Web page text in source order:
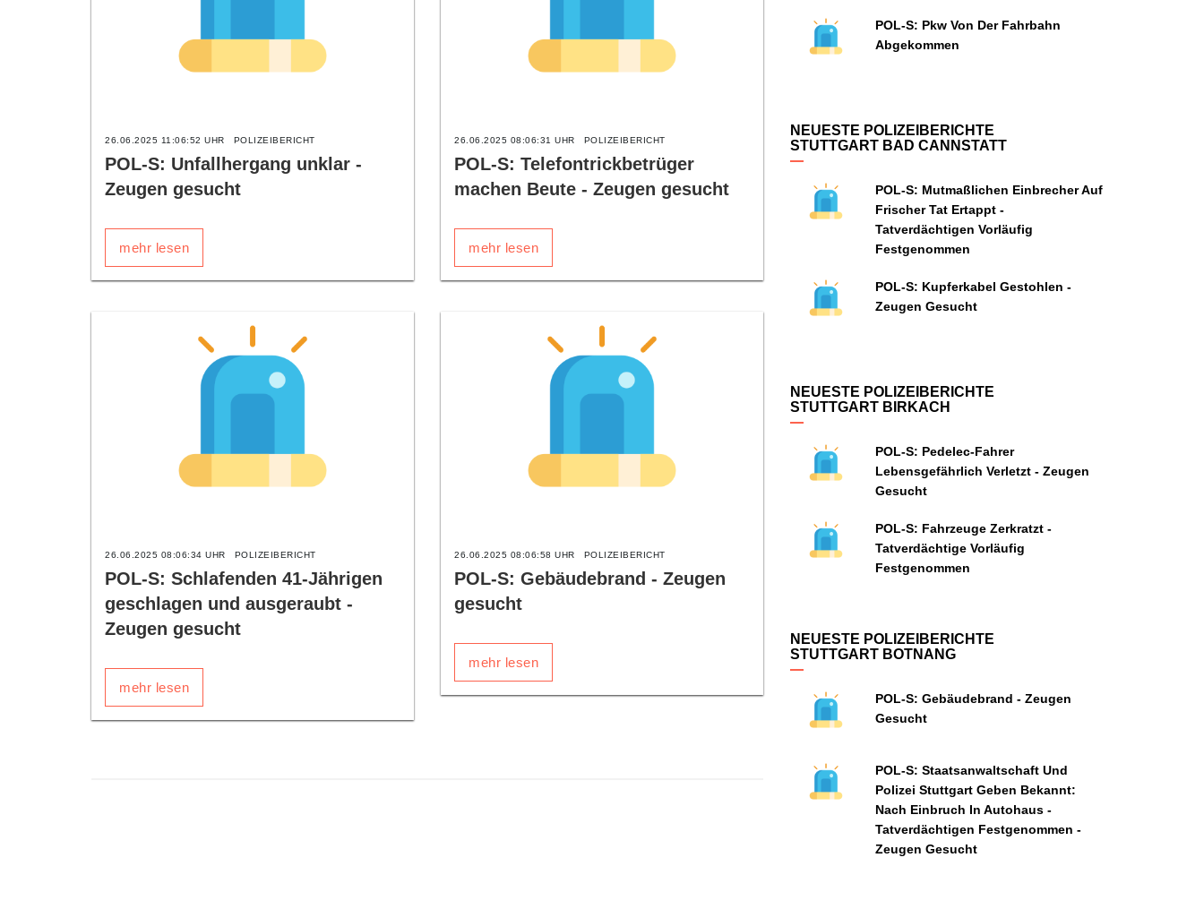
26.06.2025 11:06:52 UHR POLIZEIBERICHT
POL-S: Unfallhergang unklar -
Zeugen gesucht
mehr lesen
26.06.2025 08:06:31 UHR POLIZEIBERICHT
POL-S: Telefontrickbetrüger
machen Beute - Zeugen gesucht
mehr lesen
26.06.2025 08:06:34 UHR POLIZEIBERICHT
POL-S: Schlafenden 41-Jährigen
geschlagen und ausgeraubt -
Zeugen gesucht
mehr lesen
26.06.2025 08:06:58 UHR POLIZEIBERICHT
POL-S: Gebäudebrand - Zeugen
gesucht
mehr lesen
POL-S: Pkw Von Der Fahrbahn
Abgekommen
NEUESTE POLIZEIBERICHTE
STUTTGART BAD CANNSTATT
POL-S: Mutmaßlichen Einbrecher Auf
Frischer Tat Ertappt -
Tatverdächtigen Vorläufig
Festgenommen
POL-S: Kupferkabel Gestohlen -
Zeugen Gesucht
NEUESTE POLIZEIBERICHTE
STUTTGART BIRKACH
POL-S: Pedelec-Fahrer
Lebensgefährlich Verletzt - Zeugen
Gesucht
POL-S: Fahrzeuge Zerkratzt -
Tatverdächtige Vorläufig
Festgenommen
NEUESTE POLIZEIBERICHTE
STUTTGART BOTNANG
POL-S: Gebäudebrand - Zeugen
Gesucht
POL-S: Staatsanwaltschaft Und
Polizei Stuttgart Geben Bekannt:
Nach Einbruch In Autohaus -
Tatverdächtigen Festgenommen -
Zeugen Gesucht